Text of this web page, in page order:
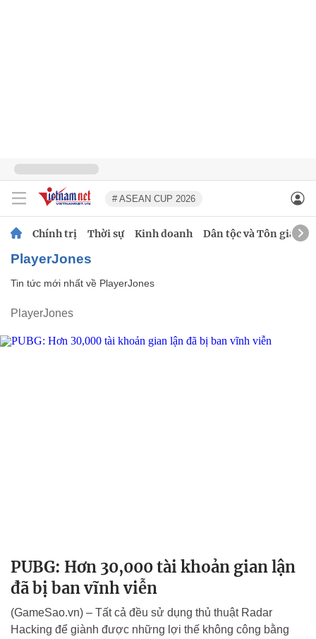
# ASEAN CUP 2026
Chính trị Thời sự Kinh doanh Dân tộc và Tôn giáo
PlayerJones
Tin tức mới nhất về PlayerJones
PlayerJones
PUBG: Hơn 30,000 tài khoản gian lận
đã bị ban vĩnh viễn
(GameSao.vn) – Tất cả đều sử dụng thủ thuật Radar
Hacking để giành được những lợi thế không công bằng